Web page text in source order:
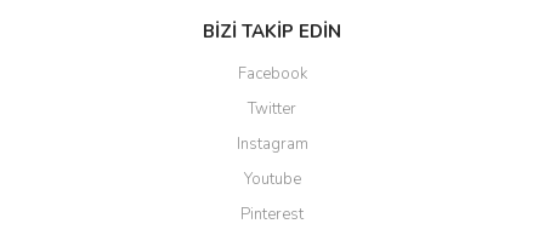
BİZİ TAKİP EDİN
Facebook
Twitter
Instagram
Youtube
Pinterest